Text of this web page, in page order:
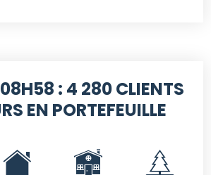
: 4 280 CLIENTS
EN PORTEFEUILLE